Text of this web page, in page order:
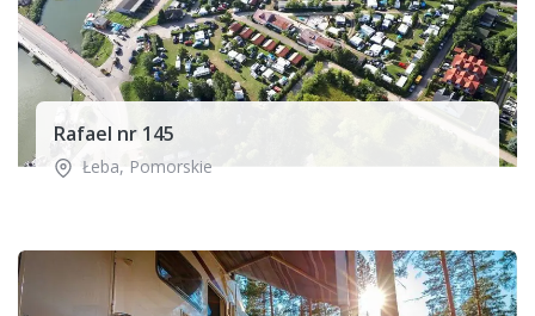
Rafael nr 145
Łeba, Pomorskie